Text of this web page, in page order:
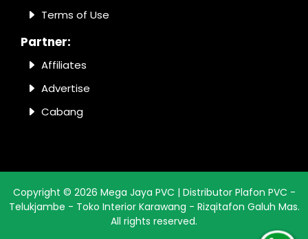
Terms of Use
Partner:
Affiliates
Advertise
Cabang
Copyright © 2026 Mega Jaya PVC | Distributor Plafon PVC -
Telukjambe - Toko Interior Karawang - Rizqitafon Galuh Mas.
All rights reserved.